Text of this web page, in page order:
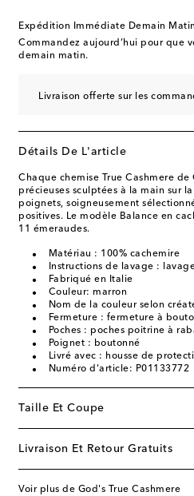
Expédition Immédiate Demain Matin
Commandez aujourd’hui pour que
demain matin.
Livraison offerte sur les
Détails De L'article
Chaque chemise True Cashmere
précieuses sculptées à la main sur
poignets, soigneusement
positives. Le modèle Balance en
11 émeraudes.
Matériau : 100% cachemire
Instructions de lavage :
Fabriqué en Italie
Couleur: marron
Nom de la couleur selon
Fermeture : fermeture à
Poches : poches poitrine à
Poignet : boutonné
Livré avec : housse de
Numéro d'article: P01133772
Taille Et Coupe
Livraison Et Retour Gratuits
Voir plus de God's True Cashmere